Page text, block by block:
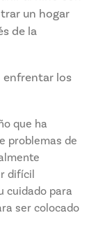
un hogar
de la
enfrentar los
que ha
problemas de
difícil
cuidado para
ser colocado